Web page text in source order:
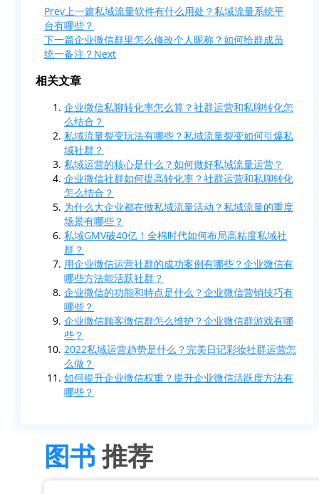
Prev上一篇私域流量软件有什么用处？私域流量系统平
台有哪些？
下一篇企业微信群里怎么修改个人昵称？如何给群成员
统一备注？ Next
相关文章
企业微信私聊转化率怎么算？社群运营和私聊转化怎
么结合？
私域流量裂变玩法有哪些？私域流量裂变如何引爆私
域社群？
私域运营的核心是什么？如何做好私域流量运营？
企业微信社群如何提高转化率？社群运营和私聊转化
怎么结合？
为什么大企业都在做私域流量活动？私域流量的重度
场景有哪些？
私域GMV破40亿！全棉时代如何布局高粘度私域社
群？
用企业微信运营社群的成功案例有哪些？企业微信有
哪些方法能活跃社群？
企业微信的功能和特点是什么？企业微信营销技巧有
哪些？
企业微信顾客微信群怎么维护？企业微信群游戏有哪
些？
2022私域运营趋势是什么？完美日记彩妆社群运营怎
么做？
如何提升企业微信权重？提升企业微信活跃度方法有
哪些？
图书推荐